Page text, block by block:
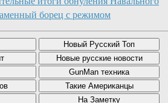
борец с режимом